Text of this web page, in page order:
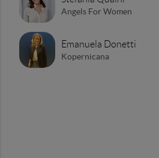
Angels For Women
Emanuela Donetti
Kopernicana